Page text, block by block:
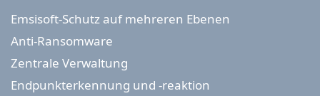
Emsisoft-Schutz auf mehreren Ebenen
Anti-Ransomware
Zentrale Verwaltung
Endpunkterkennung und -reaktion